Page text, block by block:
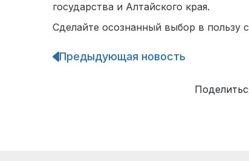
государства и Алтайского края.
Сделайте осознанный выбор в пользу
Навигация
Предыдующая новость